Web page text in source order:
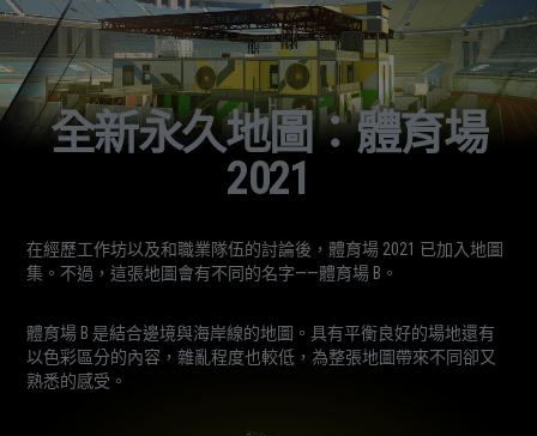
全新永久地圖：體育場
2021
在經歷工作坊以及和職業隊伍的討論後，體育場 2021 已加入地圖
集。不過，這張地圖會有不同的名字——體育場 B。
體育場 B 是結合邊境與海岸線的地圖。具有平衡良好的場地還有
以色彩區分的內容，雜亂程度也較低，為整張地圖帶來不同卻又
熟悉的感受。